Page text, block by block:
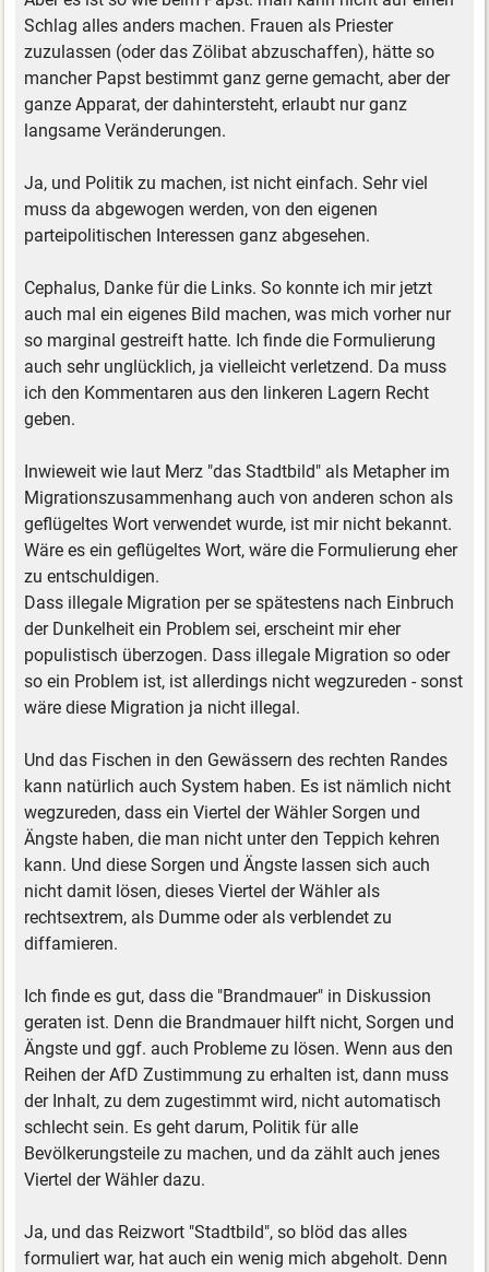
Schlag alles anders machen. Frauen als Priester
zuzulassen (oder das Zölibat abzuschaffen), hätte so
mancher Papst bestimmt ganz gerne gemacht, aber der
ganze Apparat, der dahintersteht, erlaubt nur ganz
langsame Veränderungen.
Ja, und Politik zu machen, ist nicht einfach. Sehr viel
muss da abgewogen werden, von den eigenen
parteipolitischen Interessen ganz abgesehen.
Cephalus, Danke für die Links. So konnte ich mir jetzt
auch mal ein eigenes Bild machen, was mich vorher nur
so marginal gestreift hatte. Ich finde die Formulierung
auch sehr unglücklich, ja vielleicht verletzend. Da muss
ich den Kommentaren aus den linkeren Lagern Recht
geben.
Inwieweit wie laut Merz "das Stadtbild" als Metapher im
Migrationszusammenhang auch von anderen schon als
geflügeltes Wort verwendet wurde, ist mir nicht bekannt.
Wäre es ein geflügeltes Wort, wäre die Formulierung eher
zu entschuldigen.
Dass illegale Migration per se spätestens nach Einbruch
der Dunkelheit ein Problem sei, erscheint mir eher
populistisch überzogen. Dass illegale Migration so oder
so ein Problem ist, ist allerdings nicht wegzureden - sonst
wäre diese Migration ja nicht illegal.
Und das Fischen in den Gewässern des rechten Randes
kann natürlich auch System haben. Es ist nämlich nicht
wegzureden, dass ein Viertel der Wähler Sorgen und
Ängste haben, die man nicht unter den Teppich kehren
kann. Und diese Sorgen und Ängste lassen sich auch
nicht damit lösen, dieses Viertel der Wähler als
rechtsextrem, als Dumme oder als verblendet zu
diffamieren.
Ich finde es gut, dass die "Brandmauer" in Diskussion
geraten ist. Denn die Brandmauer hilft nicht, Sorgen und
Ängste und ggf. auch Probleme zu lösen. Wenn aus den
Reihen der AfD Zustimmung zu erhalten ist, dann muss
der Inhalt, zu dem zugestimmt wird, nicht automatisch
schlecht sein. Es geht darum, Politik für alle
Bevölkerungsteile zu machen, und da zählt auch jenes
Viertel der Wähler dazu.
Ja, und das Reizwort "Stadtbild", so blöd das alles
formuliert war, hat auch ein wenig mich abgeholt. Denn